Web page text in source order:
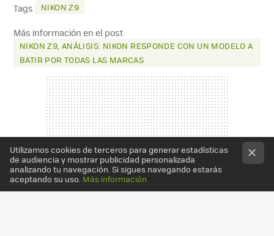
Tags NIKON Z9
Más información en el post
NIKON Z9, ANÁLISIS: NIKON RESPONDE CON UN MODELO A
BATIR POR TODAS LAS MARCAS
Utilizamos cookies de terceros para generar estadísticas
de audiencia y mostrar publicidad personalizada
analizando tu navegación. Si sigues navegando estarás
aceptando su uso. Más información